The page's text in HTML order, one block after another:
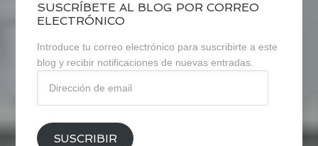
SUSCRÍBETE AL BLOG POR CORREO
ELECTRÓNICO
Introduce tu correo electrónico para suscribirte a este
blog y recibir notificaciones de nuevas entradas.
email
SUSCRIBIR